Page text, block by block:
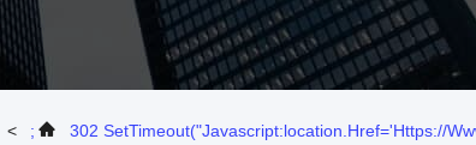
302 SetTimeout("javascript:location.href='https://
>